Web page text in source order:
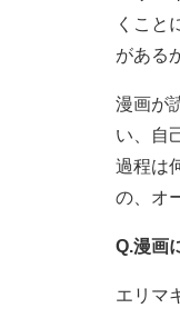
くこと
がある
漫画が
い、自
過程は
の、オ
Q.漫画
エリマ